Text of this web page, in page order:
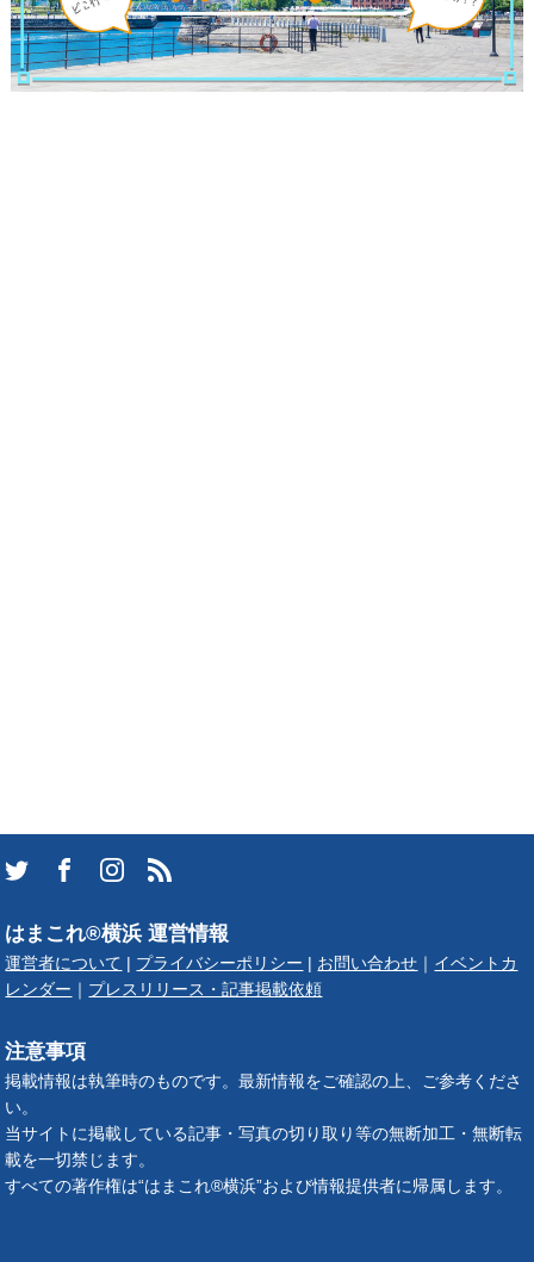
はまこれ®横浜 運営情報
運営者について プライバシーポリシー お問い合わせ
イベントカ
レンダー
プレスリリース・記事掲載依頼
注意事項
掲載情報は執筆時のものです。最新情報をご確認の上、ご参考くださ
い。
当サイトに掲載している記事・写真の切り取り等の無断加工・無断転
載を一切禁じます。
すべての著作権は“はまこれ®横浜”および情報提供者に帰属します。